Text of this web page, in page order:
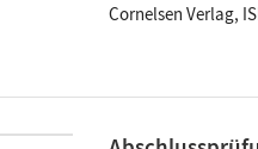
Cornelsen Verlag,